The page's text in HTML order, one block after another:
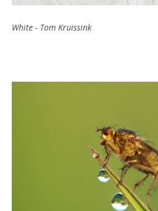
White - Tom Kruissink